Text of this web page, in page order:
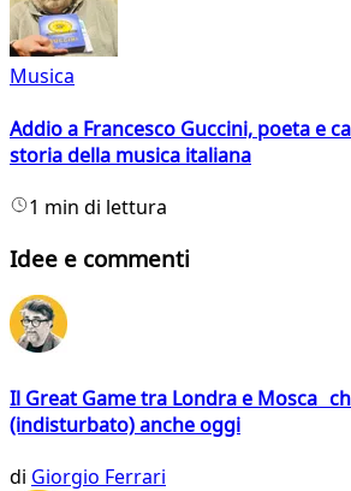
Musica
Addio a Francesco Guccini, poeta e
storia della musica italiana
1 min di lettura
Idee e commenti
Il Great Game tra Londra e Mosca
(indisturbato) anche oggi
di Giorgio Ferrari